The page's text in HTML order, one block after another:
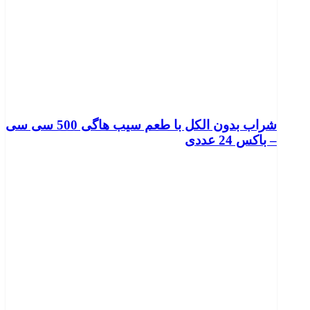
شراب بدون الکل با طعم سیب هاگی 500 سی سی
– باکس 24 عددی